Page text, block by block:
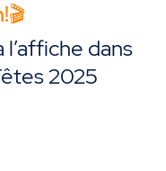
dans
2025